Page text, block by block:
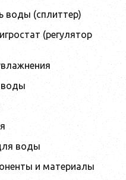
воды (сплиттер)
(регулятор
воды
воды
и материалы